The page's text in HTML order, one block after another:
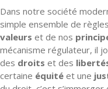
Dans notre société
simple ensemble de
valeurs et de nos
mécanisme régulateur, il
des droits et des
certaine équité et une